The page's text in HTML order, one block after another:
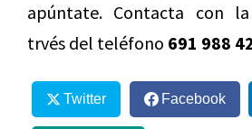
apúntate. Contacta con
trvés del teléfono 691 988
Twitter Facebook